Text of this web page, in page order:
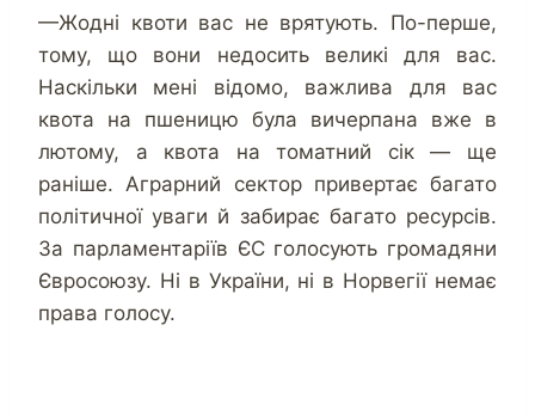
—Жодні квоти вас не врятують. По-перше,
тому, що вони недосить великі для вас.
Наскільки мені відомо, важлива для вас
квота на пшеницю була вичерпана вже в
лютому, а квота на томатний сік — ще
раніше. Аграрний сектор привертає багато
політичної уваги й забирає багато ресурсів.
За парламентаріїв ЄС голосують громадяни
Євросоюзу. Ні в України, ні в Норвегії немає
права голосу.